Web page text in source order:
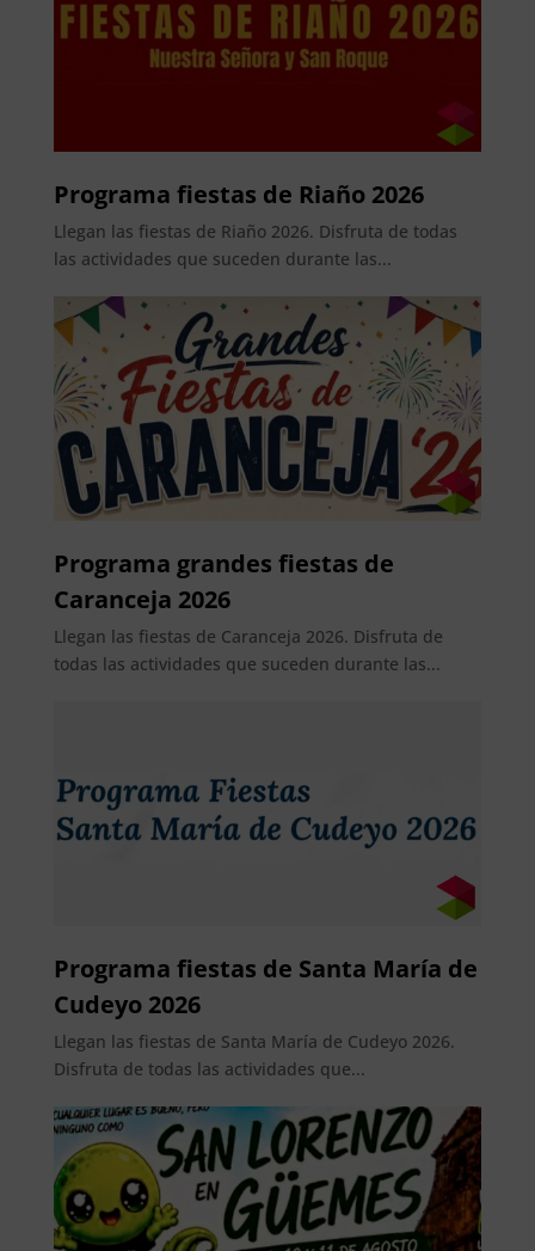
Programa fiestas de Riaño 2026
Llegan las fiestas de Riaño 2026. Disfruta de todas
las actividades que suceden durante las...
Programa grandes fiestas de
Caranceja 2026
Llegan las fiestas de Caranceja 2026. Disfruta de
todas las actividades que suceden durante las...
Programa fiestas de Santa María de
Cudeyo 2026
Llegan las fiestas de Santa María de Cudeyo 2026.
Disfruta de todas las actividades que...